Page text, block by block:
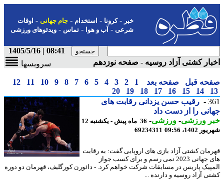
-کرونا-استخدام- جام جهانی-اوقات
شرعی-آب و هوا-تماس-ویدئوهای ورزشی
08:41 | 1405/5/16
کشتی آزاد روسیه - صفحه نوزدهم
سرویسها
قبل صفحه بعد 1
2
3
4
5
6
7
8
9
10
11
12
14
15
16
17
18
19
20
رقیب حسن یزدانی رقابت های
را از دست داد
ورزشی-ورزشی-
36 ماه پیش - یکشنبه 12
09:56
69234311
کشتی آزاد بازی های اروپایی گفت: به رقابت
های جهانی 2023 نمی رسم و برای کسب جواز
پاریس در مسابقات شرکت خواهم کرد. - دائورن کورگلیف، قهرمان دو دوره
آزاد روسیه و دارنده ...